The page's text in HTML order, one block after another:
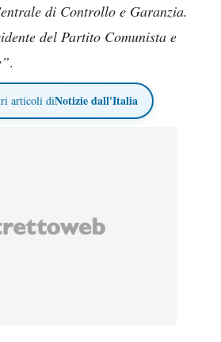
di Controllo e Garanzia.
del Partito Comunista e
.
articoli diNotizie dall'Italia